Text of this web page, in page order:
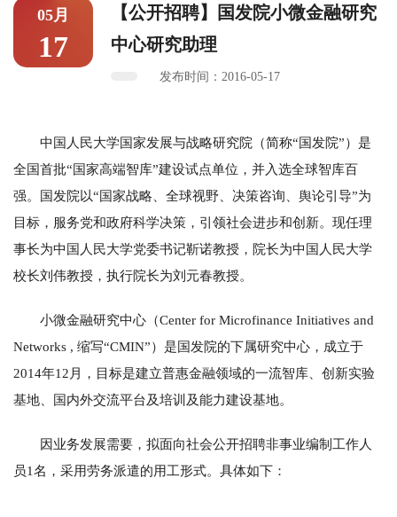
05月
17
【公开招聘】国发院小微金融研究
中心研究助理
发布时间：2016-05-17
中国人民大学国家发展与战略研究院（简称“国发院”）是
全国首批“国家高端智库”建设试点单位，并入选全球智库百
强。国发院以“国家战略、全球视野、决策咨询、舆论引导”为
目标，服务党和政府科学决策，引领社会进步和创新。现任理
事长为中国人民大学党委书记靳诺教授，院长为中国人民大学
校长刘伟教授，执行院长为刘元春教授。
小微金融研究中心（Center for Microfinance Initiatives and
Networks , 缩写“CMIN”）是国发院的下属研究中心，成立于
2014年12月，目标是建立普惠金融领域的一流智库、创新实验
基地、国内外交流平台及培训及能力建设基地。
因业务发展需要，拟面向社会公开招聘非事业编制工作人
员1名，采用劳务派遣的用工形式。具体如下：